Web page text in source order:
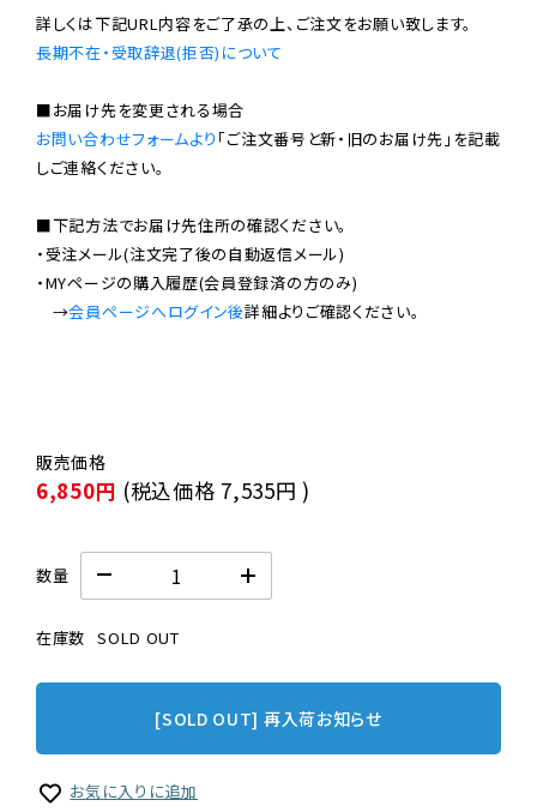
長期不在・受取辞退(拒否)について
お問い合わせフォームより 「ご注文番号と新・旧のお届け先」を記載
しご連絡ください。
■下記方法でお届け先住所の確認ください。
・受注メール(注文完了後の自動返信メール)
・MYページの購入履歴(会員登録済の方のみ)
→会員ページへログイン後
6,850円 (税込価格 7,535円 )
数量
在庫数 SOLD OUT
[SOLD OUT] 再入荷お知らせ
お気に入りに追加